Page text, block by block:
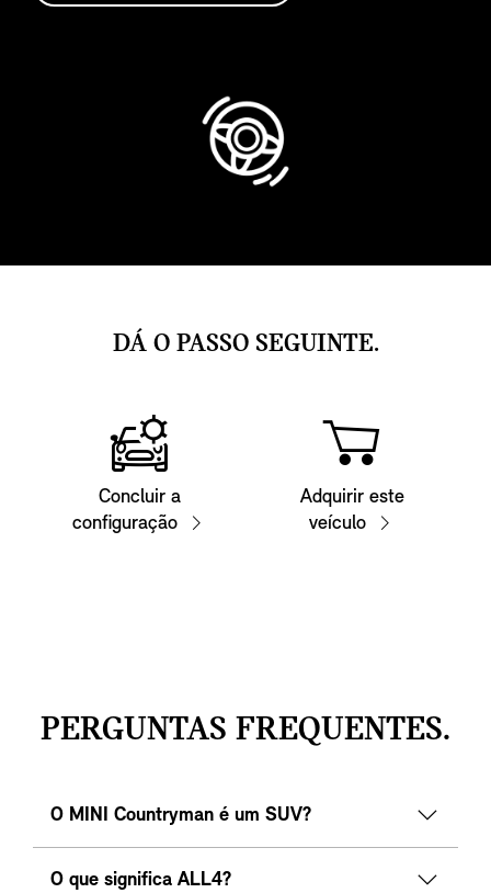
DÁ O PASSO SEGUINTE.
Concluir a
configuração
Adquirir este
veículo
PERGUNTAS FREQUENTES.
O MINI Countryman é um SUV?
O que significa ALL4?